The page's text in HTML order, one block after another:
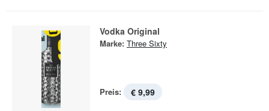
Vodka Original
Marke: Three Sixty
Preis: € 9,99